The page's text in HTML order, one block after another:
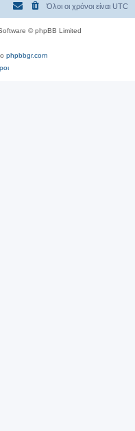
Όλοι οι χρόνοι είναι UTC
© phpBB Limited
phpbbgr.com